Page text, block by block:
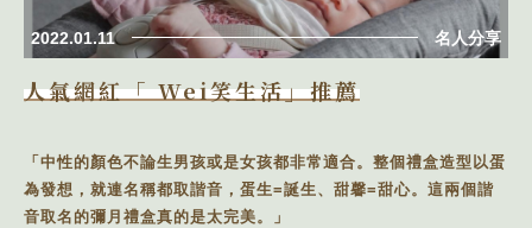
2022.01.11 名人分享
人氣網紅「 Wei笑生活」推薦
「中性的顏色不論生男孩或是女孩都非常適合。整個禮盒造型以蛋
為發想，就連名稱都取諧音，蛋生=誕生、甜馨=甜心。這兩個諧
音取名的彌月禮盒真的是太完美。」